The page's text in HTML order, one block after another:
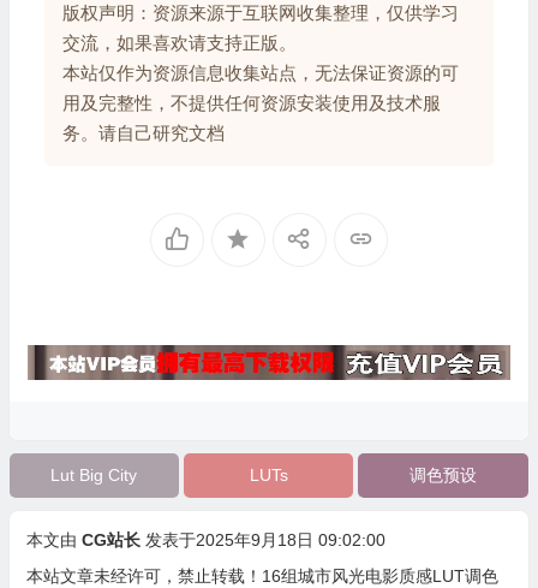
版权声明：资源来源于互联网收集整理，仅供学习
交流，如果喜欢请支持正版。
本站仅作为资源信息收集站点，无法保证资源的可
用及完整性，不提供任何资源安装使用及技术服
务。请自己研究文档
Lut Big City LUTs 调色预设
本文由 CG站长 发表于2025年9月18日 09:02:00
本站文章未经许可，禁止转载！ 16组城市风光电影质感LUT调色